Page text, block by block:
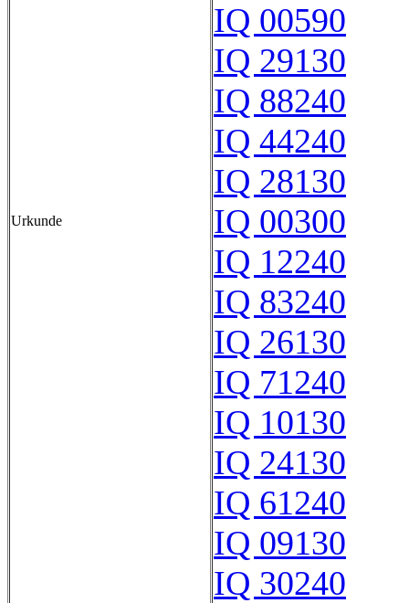
Urkunde
IQ 00590
IQ 29130
IQ 88240
IQ 44240
IQ 28130
IQ 00300
IQ 12240
IQ 83240
IQ 26130
IQ 71240
IQ 10130
IQ 24130
IQ 61240
IQ 09130
IQ 30240